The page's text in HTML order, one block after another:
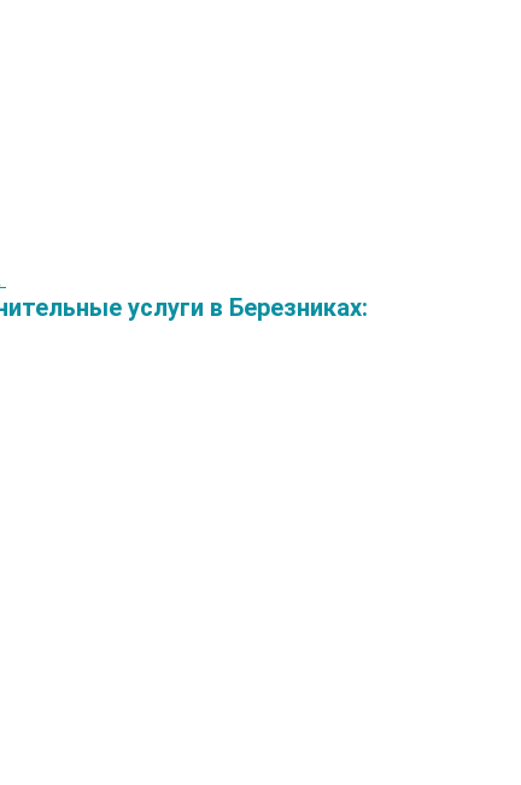
услуги в Березниках: